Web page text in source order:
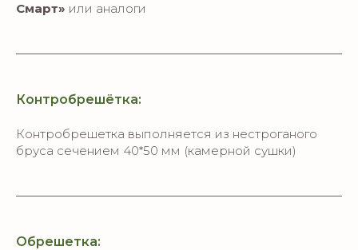
Смарт» или аналоги
Контробрешётка:
Контробрешетка выполняется из нестроганого
бруса сечением 40*50 мм (камерной сушки)
Обрешетка: